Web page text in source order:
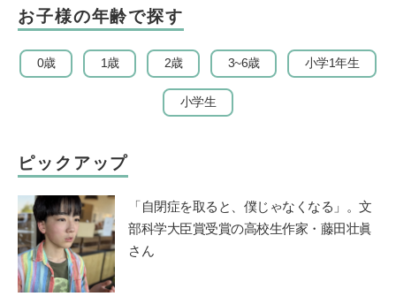
お子様の年齢で探す
0歳 1歳 2歳 3~6歳 小学1年生
小学生
ピックアップ
「自閉症を取ると、僕じゃなくなる」。文
部科学大臣賞受賞の高校生作家・藤田壮眞
さん